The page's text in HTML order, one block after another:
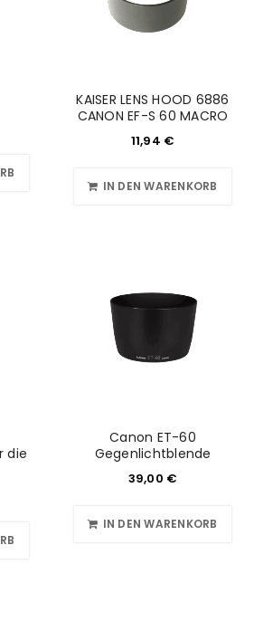
KAISER LENS HOOD 6886
CANON EF-S 60 MACRO
11,94 €
IN DEN WARENKORB
die
Canon ET-60
Gegenlichtblende
39,00 €
IN DEN WARENKORB